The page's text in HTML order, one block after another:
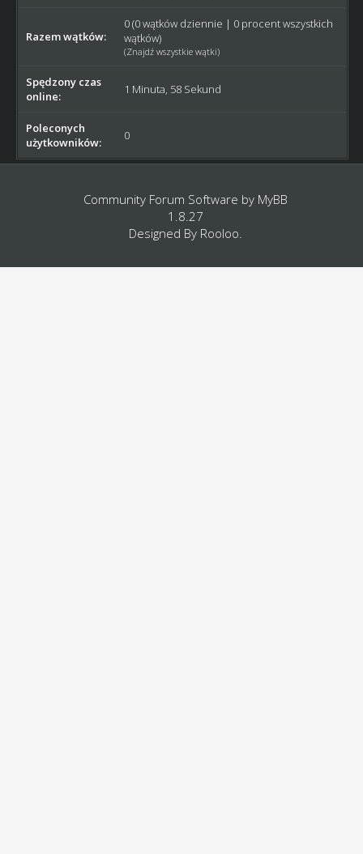
Razem wątków:
0 (0 wątków dziennie | 0 procent wszystkich
wątków)
(Znajdź wszystkie wątki)
Spędzony czas
online:
1 Minuta, 58 Sekund
Poleconych
użytkowników:
0
Community Forum Software by MyBB
1.8.27
Designed By Rooloo.